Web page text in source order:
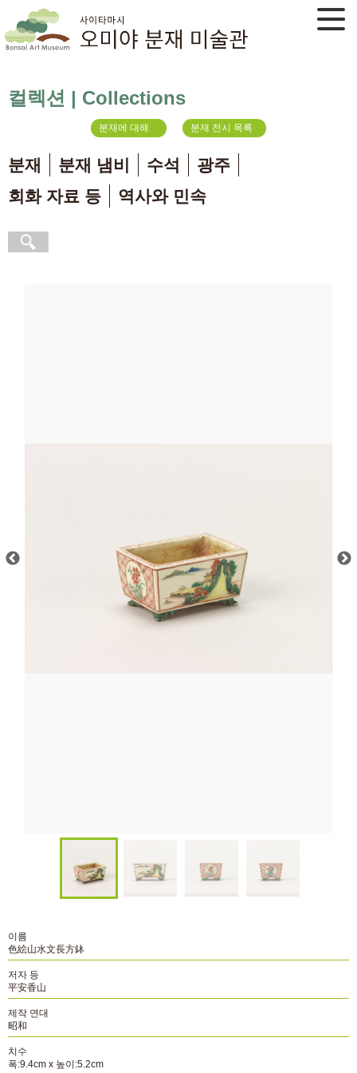
컬렉션 | Collections
분재에 대해 분재 전시 목록
분재 분재 냄비 수석
광주
회화 자료 등
역사와 민속
이름
色絵山水文長方鉢
저자 등
平安香山
제작 연대
昭和
치수
폭:9.4cm x 높이:5.2cm